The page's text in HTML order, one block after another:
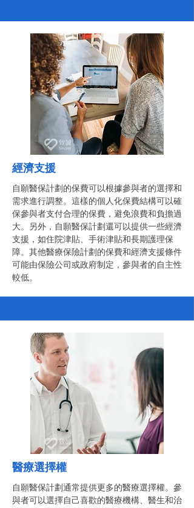
經濟支援
自願醫保計劃的保費可以根據參與者的選擇和
需求進行調整。這樣的個人化保費結構可以確
保參與者支付合理的保費，避免浪費和負擔過
大。另外，自願醫保計劃還可以提供一些經濟
支援，如住院津貼、手術津貼和長期護理保
障。其他醫療保險計劃的保費和經濟支援條件
可能由保險公司或政府制定，參與者的自主性
較低。
醫療選擇權
自願醫保計劃通常提供更多的醫療選擇權。參
與者可以選擇自己喜歡的醫療機構、醫生和治